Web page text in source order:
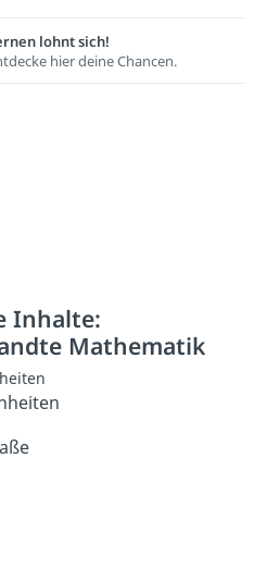
lohnt sich!
hier deine Chancen.
Inhalte:
Mathematik